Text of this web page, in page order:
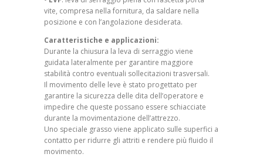
vite, compresa nella fornitura, da saldare nella
posizione e con l’angolazione desiderata.
Caratteristiche e applicazioni:
Durante la chiusura la leva di serraggio viene
guidata lateralmente per garantire maggiore
stabilità contro eventuali sollecitazioni trasversali.
Il movimento delle leve è stato progettato per
garantire la sicurezza delle dita dell’operatore e
impedire che queste possano essere schiacciate
durante la movimentazione dell’attrezzo.
Uno speciale grasso viene applicato sulle superfici a
contatto per ridurre gli attriti e rendere più fluido il
movimento.